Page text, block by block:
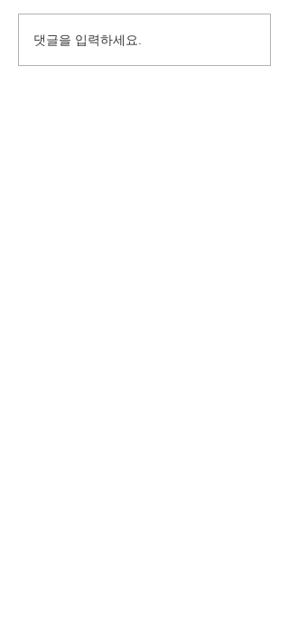
구미시 취업지원센터 만족
도 조사 용역
댓글을 입력하세요.